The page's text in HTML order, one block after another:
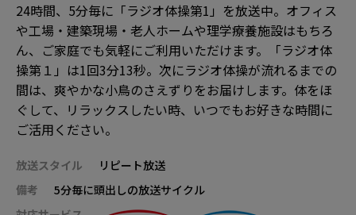
24時間、5分毎に「ラジオ体操第1」を放送中。オフィス
や工場・建築現場・老人ホームや理学療養施設はもちろ
ん、ご家庭でも気軽にご利用いただけます。「ラジオ体
操第１」は1回3分13秒。次にラジオ体操が流れるまでの
間は、爽やかな小鳥のさえずりをお届けします。体をほ
ぐして、リラックスしたい時、いつでもお好きな時間に
ご活用ください。
放送スタイル
リピート放送
備考
5分毎に頭出しの放送サイクル